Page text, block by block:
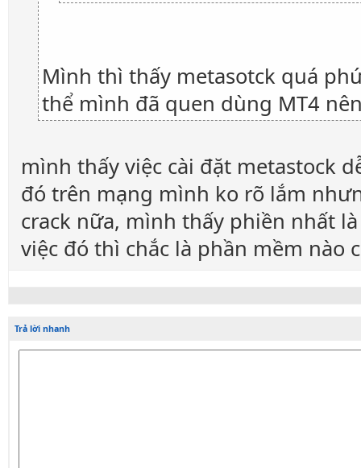
Mình thì thấy metasotck quá
thể mình đã quen dùng MT4
mình thấy việc cài đặt metastock
đó trên mạng mình ko rõ lắm
crack nữa, mình thấy phiền nhất
việc đó thì chắc là phần mềm nào
Trả lời nhanh